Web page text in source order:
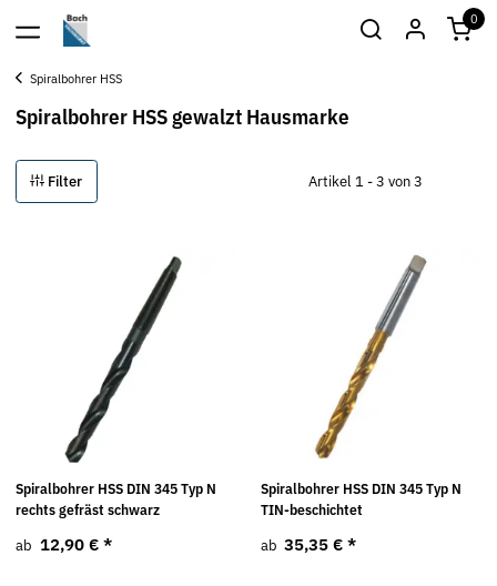
0
Spiralbohrer HSS
Spiralbohrer HSS gewalzt Hausmarke
Filter Artikel 1 - 3 von 3
Spiralbohrer HSS DIN 345 Typ N
rechts gefräst schwarz
ab 12,90 € *
Spiralbohrer HSS DIN 345 Typ N
TIN-beschichtet
ab 35,35 € *